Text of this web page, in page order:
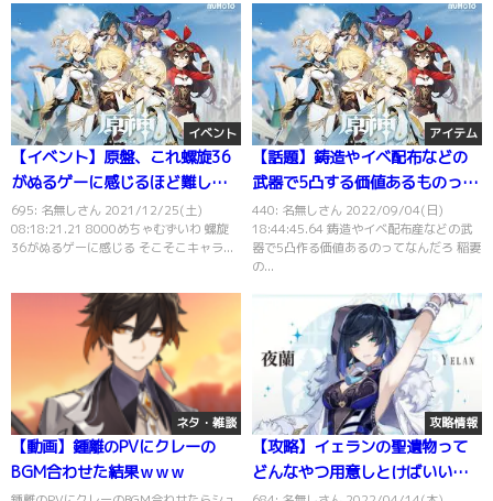
イベント
【イベント】原盤、これ螺旋36
がぬるゲーに感じるほど難しく
ね？
695: 名無しさん 2021/12/25(土)
08:18:21.21 8000めちゃむずいわ 螺旋
36がぬるゲーに感じる そこそこキャラ...
アイテム
【話題】鋳造やイベ配布などの
武器で5凸する価値あるものって
なんだろ？
440: 名無しさん 2022/09/04(日)
18:44:45.64 鋳造やイベ配布産などの武
器で5凸作る価値あるのってなんだろ 稲妻
の...
ネタ・雑談
【動画】鍾離のPVにクレーの
BGM合わせた結果ｗｗｗ
攻略情報
【攻略】イェランの聖遺物って
どんなやつ用意しとけばいい